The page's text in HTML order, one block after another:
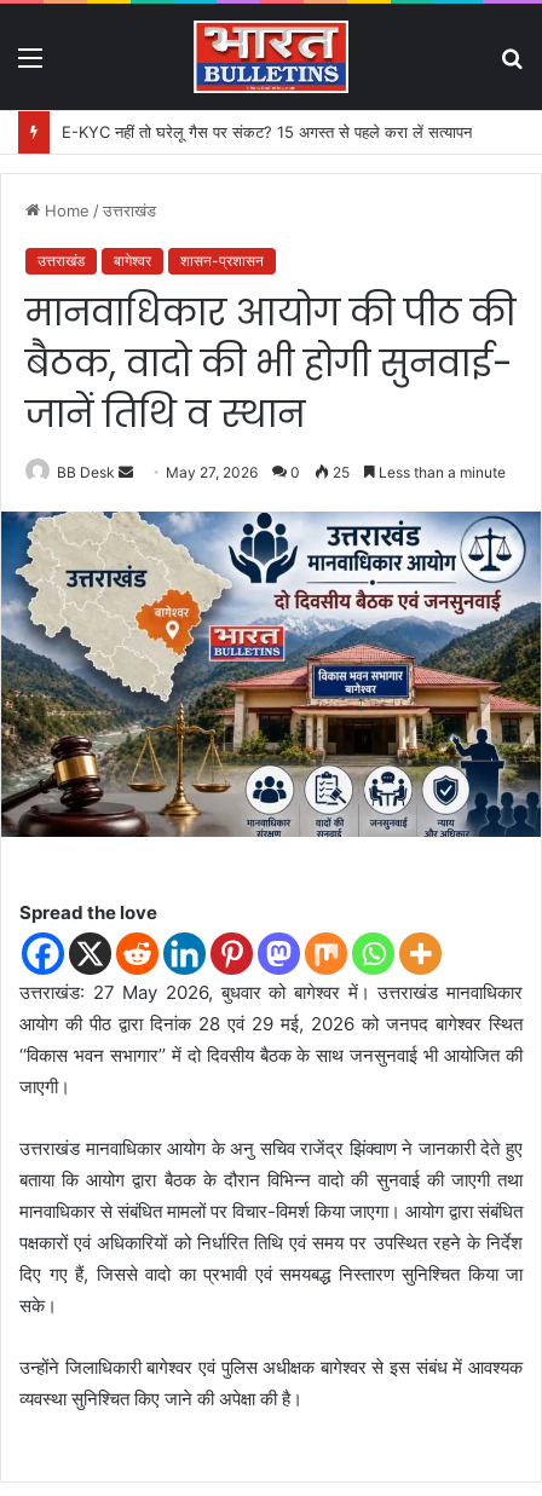
E-KYC नहीं तो घरेलू गैस पर संकट? 15 अगस्त से पहले करा लें सत्यापन
Home /उत्तराखंड
उत्तराखंड बागेश्वर शासन-प्रशासन
मानवाधिकार आयोग की पीठ की
बैठक, वादो की भी होगी सुनवाई-
जानें तिथि व स्थान
BB Desk
d
a
n
e
a
i
l
May 27, 2026 0 25 Less than a minute
Spread the love
उत्तराखंड: 27 May 2026, बुधवार को बागेश्वर में। उत्तराखंड मानवाधिकार
आयोग की पीठ द्वारा दिनांक 28 एवं 29 मई, 2026 को जनपद बागेश्वर स्थित
‘‘विकास भवन सभागार’’ में दो दिवसीय बैठक के साथ जनसुनवाई भी आयोजित की
जाएगी।
उत्तराखंड मानवाधिकार आयोग के अनु सचिव राजेंद्र झिंक्वाण ने जानकारी देते हुए
बताया कि आयोग द्वारा बैठक के दौरान विभिन्न वादो की सुनवाई की जाएगी तथा
मानवाधिकार से संबंधित मामलों पर विचार-विमर्श किया जाएगा। आयोग द्वारा संबंधित
पक्षकारों एवं अधिकारियों को निर्धारित तिथि एवं समय पर उपस्थित रहने के निर्देश
दिए गए हैं, जिससे वादो का प्रभावी एवं समयबद्ध निस्तारण सुनिश्चित किया जा
सके।
उन्होंने जिलाधिकारी बागेश्वर एवं पुलिस अधीक्षक बागेश्वर से इस संबंध में आवश्यक
व्यवस्था सुनिश्चित किए जाने की अपेक्षा की है।